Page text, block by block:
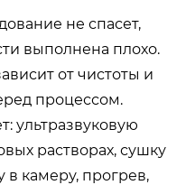
не спасет,
выполнена плохо.
от чистоты и
процессом.
ультразвуковую
растворах, сушку
в камеру, прогрев,